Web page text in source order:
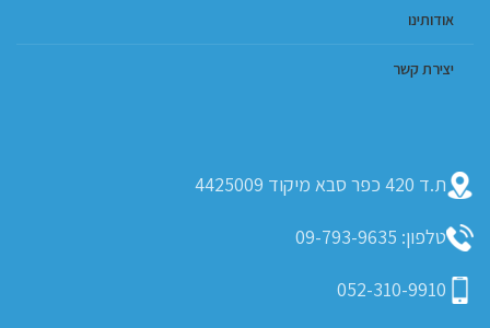
אודותינו
יצירת קשר
ת.ד 420 כפר סבא מיקוד 4425009
טלפון: 09-793-9635
052-310-9910